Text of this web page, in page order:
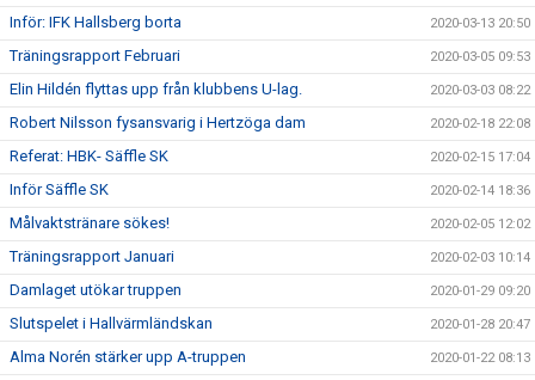
Inför: IFK Hallsberg borta 2020-03-13 20:50
Träningsrapport Februari 2020-03-05 09:53
Elin Hildén flyttas upp från klubbens U-lag. 2020-03-03 08:22
Robert Nilsson fysansvarig i Hertzöga dam 2020-02-18 22:08
Referat: HBK- Säffle SK 2020-02-15 17:04
Inför Säffle SK 2020-02-14 18:36
Målvaktstränare sökes! 2020-02-05 12:02
Träningsrapport Januari 2020-02-03 10:14
Damlaget utökar truppen 2020-01-29 09:20
Slutspelet i Hallvärmländskan 2020-01-28 20:47
Alma Norén stärker upp A-truppen 2020-01-22 08:13